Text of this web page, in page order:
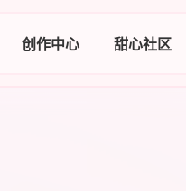
创作中心 甜心社区